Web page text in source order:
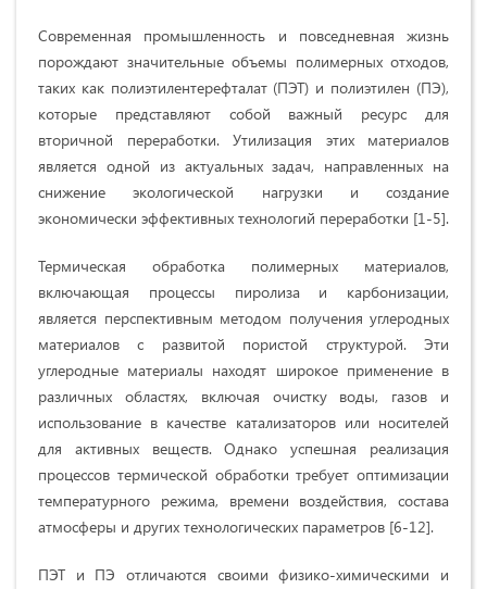
Современная промышленность и повседневная жизнь
порождают значительные объемы полимерных отходов,
таких как полиэтилентерефталат (ПЭТ) и полиэтилен (ПЭ),
которые представляют собой важный ресурс для
вторичной переработки. Утилизация этих материалов
является одной из актуальных задач, направленных на
снижение экологической нагрузки и создание
экономически эффективных технологий переработки [1-5].
Термическая обработка полимерных материалов,
включающая процессы пиролиза и карбонизации,
является перспективным методом получения углеродных
материалов с развитой пористой структурой. Эти
углеродные материалы находят широкое применение в
различных областях, включая очистку воды, газов и
использование в качестве катализаторов или носителей
для активных веществ. Однако успешная реализация
процессов термической обработки требует оптимизации
температурного режима, времени воздействия, состава
атмосферы и других технологических параметров [6-12].
ПЭТ и ПЭ отличаются своими физико-химическими и